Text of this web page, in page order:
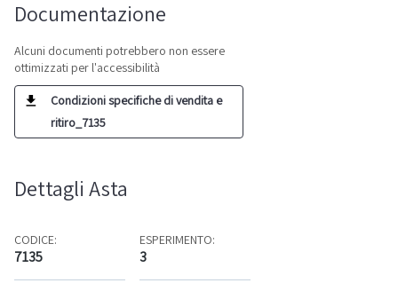
Documentazione
Alcuni documenti potrebbero non essere
ottimizzati per l'accessibilità
Condizioni specifiche di vendita e
ritiro_7135
Dettagli Asta
CODICE:
7135
ESPERIMENTO:
3